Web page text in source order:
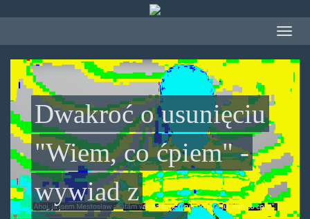
treści
Toggle
Dwakroć o usunięciu
"Wiem, co ćpiem" -
wywiad z